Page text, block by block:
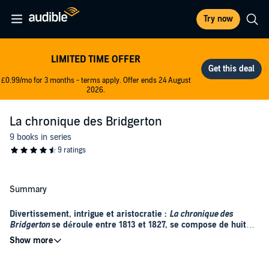
Try now
LIMITED TIME OFFER
£0.99/mo for 3 months - terms apply. Offer ends 24 August
2026.
La chronique des Bridgerton
9 books in series
Summary
Divertissement, intrigue et aristocratie : La chronique des
Bridgertonse déroule entre 1813 et 1827, se compose de huit
livres audio basés sur la série de livres éponyme de Julia
Quinn. Chacun à leur tour, les huit enfants de feu le vicomte